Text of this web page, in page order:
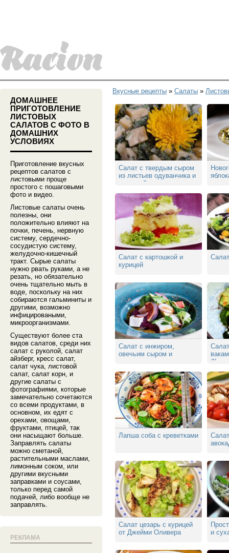
Вкусные рецепты » Салаты »
ДОМАШНЕЕ
ПРИГОТОВЛЕНИЕ
ЛИСТОВЫХ
САЛАТОВ С ФОТО В
ДОМАШНИХ
УСЛОВИЯХ
Приготовление вкусных
рецептов салатов с
листовыми проще
простого с пошаговыми
фото и видео.
Листовые салаты очень
полезны, они
положительно влияют на
почки, печень, нервную
систему, сердечно-
сосудистую систему,
желудочно-кишечный
тракт. Сырые салаты
нужно рвать руками, а не
резать, но обязательно
очень тщательно мыть в
воде, поскольку на них
собираются гальминиты и
другими, возможно
инфицироваными,
микроорганизмами.
Существуют более ста
видов салатов, среди них
салат с руколой, салат
айзберг, кресс салат,
салат чука, листовой
салат, салат корн, и
другие салаты с
фотографиями, которые
замечательно сочетаются
со всеми продуктами, в
основном, их едят с
орехами, овощами,
фруктами, птицей, так
они насыщают больше.
Заправлять салаты
можно сметаной,
растительными маслами,
лимонным соком, или
другими вкусными
заправками и соусами,
только перед самой
подачей, либо вообще не
заправлять.
РЕКЛАМА
Салат с твердым сыром
из листьев одуванчика и
крапивой
Салат с картошкой и
курицей
Салат с инжиром,
овечьим сыром и
Лапша соба с креветками
Салат цезарь с курицей
от Джейми Оливера
и